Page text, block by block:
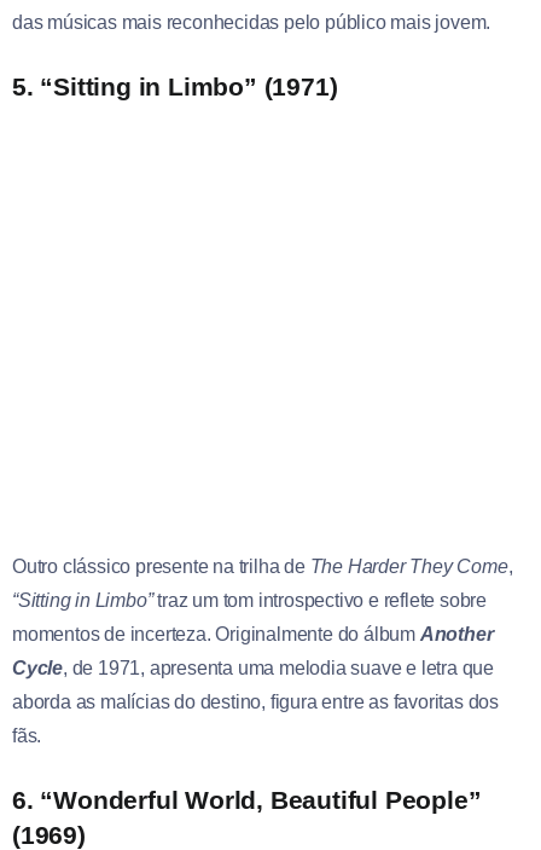
das músicas mais reconhecidas pelo público mais jovem.
5. “Sitting in Limbo” (1971)
Outro clássico presente na trilha de The Harder They Come,
“Sitting in Limbo”traz um tom introspectivo e reflete sobre
momentos de incerteza. Originalmente do álbum Another
Cycle, de 1971, apresenta uma melodia suave e letra que
aborda as malícias do destino, figura entre as favoritas dos
fãs.
6. “Wonderful World, Beautiful People”
(1969)